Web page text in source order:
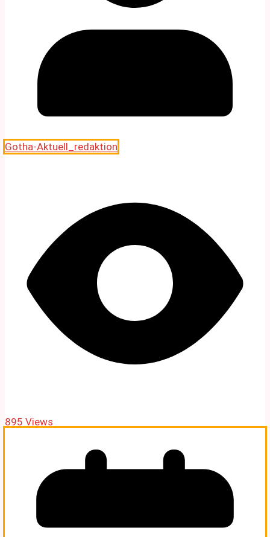
Gotha-Aktuell_redaktion
895 Views